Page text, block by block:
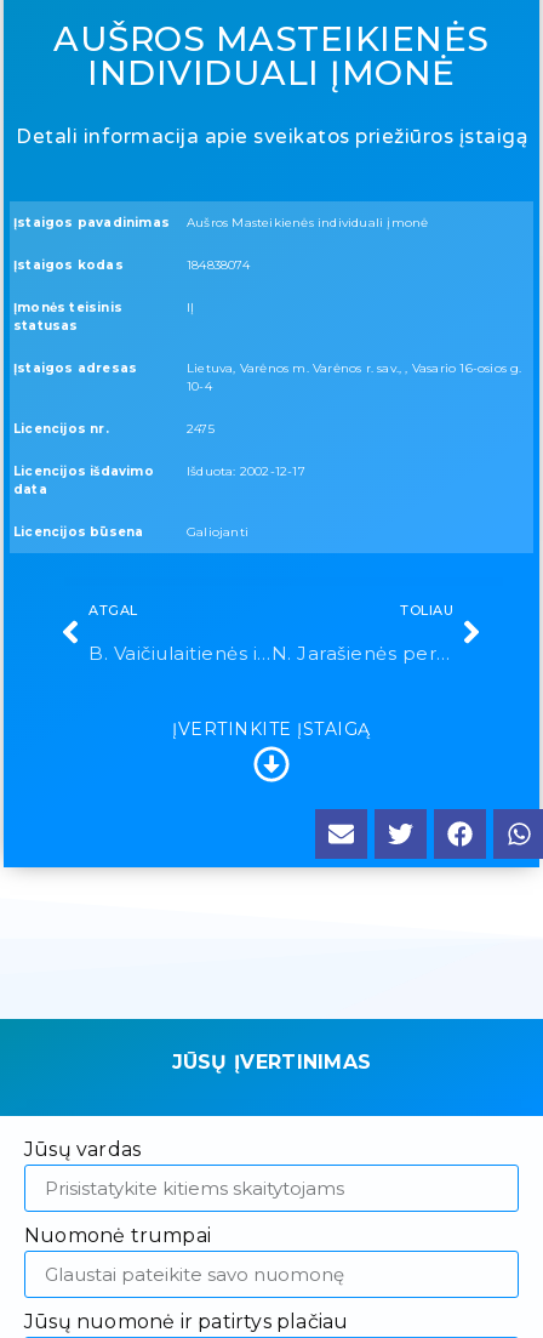
AUŠROS MASTEIKIENĖS
INDIVIDUALI ĮMONĖ
Detali informacija apie sveikatos priežiūros įstaigą
Įstaigos pavadinimas Aušros Masteikienės individuali įmonė
Įstaigos kodas 184838074
Įmonės teisinis
statusas
IĮ
Įstaigos adresas
Lietuva, Varėnos m. Varėnos r. sav., , Vasario 16-osios g.
10-4
Licencijos nr. 2475
Licencijos išdavimo
data
Išduota: 2002-12-17
Licencijos būsena Galiojanti
ATGAL
B. Vaičiulaitienės individuali įmonė
TOLIAU
N. Jarašienės personalinė įmonė
ĮVERTINKITE ĮSTAIGĄ
JŪSŲ ĮVERTINIMAS
Jūsų vardas
Nuomonė trumpai
Jūsų nuomonė ir patirtys plačiau